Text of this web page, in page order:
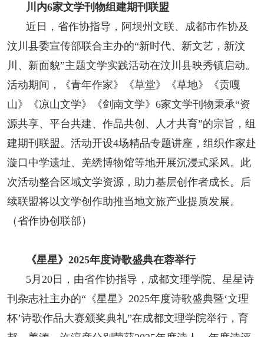
川内6家文学刊物组建期刊联盟
近日，省作协指导，阿坝州文联、成都市作协及
汶川县委宣传部联合主办的“新时代、新文艺，新汶
川、新面貌”主题文学实践活动在汶川县映秀镇启动。
活动期间，《青年作家》《草堂》《草地》《贡嘎
山》《凉山文学》《剑南文学》6家文学刊物秉承“资
源共享、平台共建、作品共创、人才共育”的宗旨，组
建期刊联盟。活动开设4场精品专题讲座，组织作家赴
漩口中学遗址、羌绣博物馆等地开展沉浸式采风。此
次活动整合区域文学资源，助力基层创作者成长。后
续联盟将以文学创作助推当地文旅产业提质发展。
（省作协创联部）
《星星》2025年度诗歌盛典在蓉举行
5月20日，由省作协指导，成都文理学院、星星诗
刊杂志社主办的“《星星》2025年度诗歌盛典暨‘文理
杯’诗歌作品大赛颁奖典礼”在成都文理学院举行，育